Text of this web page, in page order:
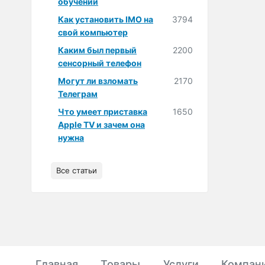
Как установить IMO на
свой компьютер
3794
Каким был первый
сенсорный телефон
2200
Могут ли взломать
Телеграм
2170
Что умеет приставка
Apple TV и зачем она
нужна
1650
Все статьи